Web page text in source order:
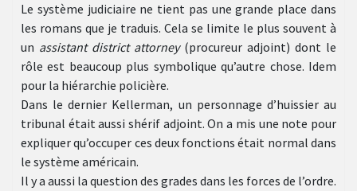
Le système judiciaire ne tient pas une grande place dans
les romans que je traduis. Cela se limite le plus souvent à
un assistant district attorney(procureur adjoint) dont le
rôle est beaucoup plus symbolique qu’autre chose. Idem
pour la hiérarchie policière.
Dans le dernier Kellerman, un personnage d’huissier au
tribunal était aussi shérif adjoint. On a mis une note pour
expliquer qu’occuper ces deux fonctions était normal dans
le système américain.
Il y a aussi la question des grades dans les forces de l’ordre.